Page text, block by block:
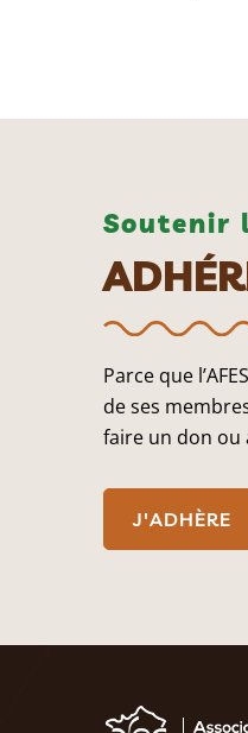
Soutenir
Parce que
de ses
faire un don ou
J'ADHÈRE